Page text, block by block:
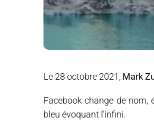
Le 28 octobre 2021, Mark
Facebook change de
bleu évoquant l'infini.